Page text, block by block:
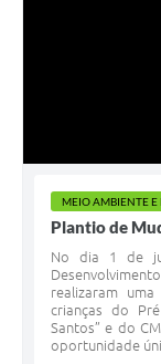
MEIO AMBIENTE E
Plantio de
No dia 1 de
realizaram
crianças do
Santos” e do
oportunidade